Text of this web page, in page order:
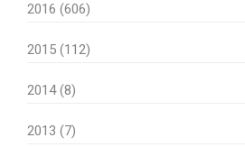
2016 (606)
2015 (112)
2014 (8)
2013 (7)